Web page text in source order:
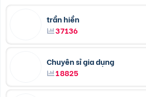
trần hiền
37136
Chuyên sỉ gia dụng
18825